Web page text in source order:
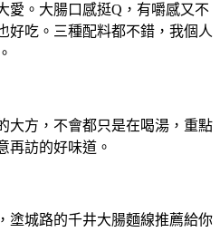
愛。大腸口感挺Q，有嚼感又不
好吃。三種配料都不錯，我個人
大方，不會都只是在喝湯，重點
再訪的好味道。
塗城路的千井大腸麵線推薦給你